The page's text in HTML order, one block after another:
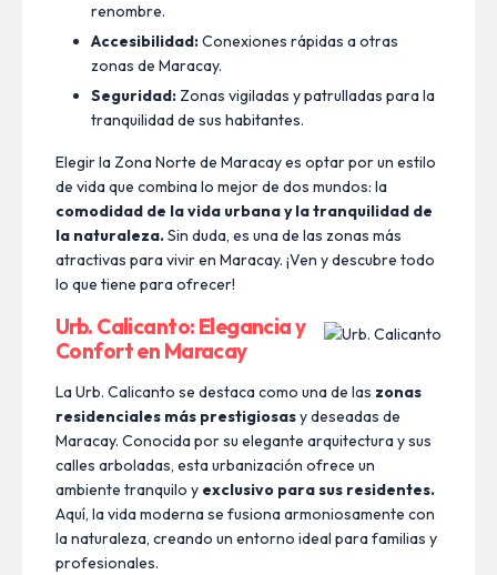
renombre.
Accesibilidad:Conexiones rápidas a otras
zonas de Maracay.
Seguridad: Zonas vigiladas y patrulladas para la
tranquilidad de sus habitantes.
Elegir la Zona Norte de Maracay es optar por un estilo
de vida que combina lo mejor de dos mundos: la
comodidad de la vida urbana y la tranquilidad de
la naturaleza.Sin duda, es una de las zonas más
atractivas para vivir en Maracay. ¡Ven y descubre todo
lo que tiene para ofrecer!
Urb. Calicanto: Elegancia y
Confort en Maracay
La Urb. Calicanto se destaca como una de las zonas
residenciales más prestigiosasy deseadas de
Maracay. Conocida por su elegante arquitectura y sus
calles arboladas, esta urbanización ofrece un
ambiente tranquilo y exclusivo para sus residentes.
Aquí, la vida moderna se fusiona armoniosamente con
la naturaleza, creando un entorno ideal para familias y
profesionales.